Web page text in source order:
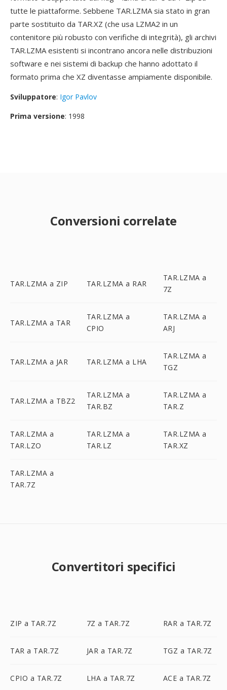
tutte le piattaforme. Sebbene TAR.LZMA sia stato in gran
parte sostituito da TAR.XZ (che usa LZMA2 in un
contenitore più robusto con verifiche di integrità), gli archivi
TAR.LZMA esistenti si incontrano ancora nelle distribuzioni
software e nei sistemi di backup che hanno adottato il
formato prima che XZ diventasse ampiamente disponibile.
Sviluppatore: Igor Pavlov
Prima versione: 1998
Conversioni correlate
TAR.LZMA a ZIP TAR.LZMA a RAR
TAR.LZMA a
7Z
TAR.LZMA a TAR
TAR.LZMA a
CPIO
TAR.LZMA a
ARJ
TAR.LZMA a JAR TAR.LZMA a LHA
TAR.LZMA a
TGZ
TAR.LZMA a TBZ2
TAR.LZMA a
TAR.BZ
TAR.LZMA a
TAR.Z
TAR.LZMA a
TAR.LZO
TAR.LZMA a
TAR.LZ
TAR.LZMA a
TAR.XZ
TAR.LZMA a
TAR.7Z
Convertitori specifici
ZIP a TAR.7Z 7Z a TAR.7Z RAR a TAR.7Z
TAR a TAR.7Z JAR a TAR.7Z TGZ a TAR.7Z
CPIO a TAR.7Z LHA a TAR.7Z ACE a TAR.7Z